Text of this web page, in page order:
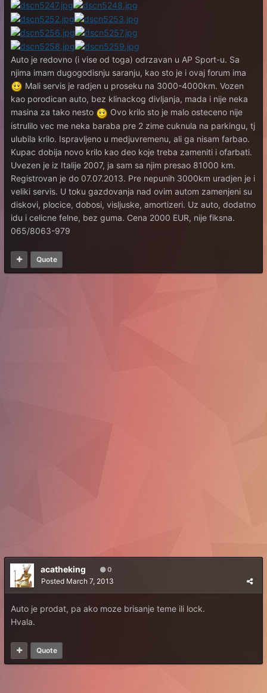
Auto je redovno (i vise od toga) odrzavan u AP Sport-u. Sa
njima imam dugogodisnju saranju, kao sto je i ovaj forum ima
Mali servis je radjen u proseku na 3000-4000km. Vozen
kao porodican auto, bez klinackog divljanja, mada i nije neka
masina za tako nesto
Ovo krilo sto je malo osteceno nije
istrulilo vec me neka baraba pre 2 zime cuknula na parkingu, tj
ulubila krilo. Ispravljeno u medjuvremenu, ali ga nisam farbao.
Kupac dobija novo krilo kao deo koje treba zameniti i ofarbati.
Uvezen je iz Italije 2007, ja sam sa njim presao 81000 km.
Registrovan je do 07.07.2013. Pre nepunih 3000km uradjen je i
veliki servis. U toku gazdovanja nad ovim autom zamenjeni su
diskovi, plocice, dobosi, visljuske, amortizeri. Uz auto, dodatno
idu i celicne felne, bez guma. Cena 2000 EUR, nije fiksna.
065/8063-979
Quote
acatheking 0
Posted March 7, 2013
Auto je prodat, pa ako moze brisanje teme ili lock.
Hvala.
Quote